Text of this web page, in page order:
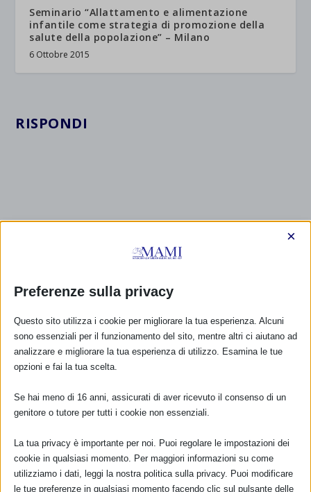
Seminario “Allattamento e alimentazione
infantile come strategia di promozione della
salute della popolazione” – Milano
6 Ottobre 2015
RISPONDI
CALENDARIO EVENTI
Preferenze sulla privacy
×
Questo sito utilizza i cookie per migliorare la tua esperienza. Alcuni
sono essenziali per il funzionamento del sito, mentre altri ci aiutano ad
analizzare e migliorare la tua esperienza di utilizzo. Esamina le tue
opzioni e fai la tua scelta.
Se hai meno di 16 anni, assicurati di aver ricevuto il consenso di un
genitore o tutore per tutti i cookie non essenziali.
La tua privacy è importante per noi. Puoi regolare le impostazioni dei
cookie in qualsiasi momento. Per maggiori informazioni su come
utilizziamo i dati, leggi la nostra politica sulla privacy. Puoi modificare
le tue preferenze in qualsiasi momento facendo clic sul pulsante delle